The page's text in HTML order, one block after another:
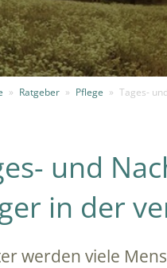
» Ratgeber » Pflege » Tages-
und
in der
werden viele